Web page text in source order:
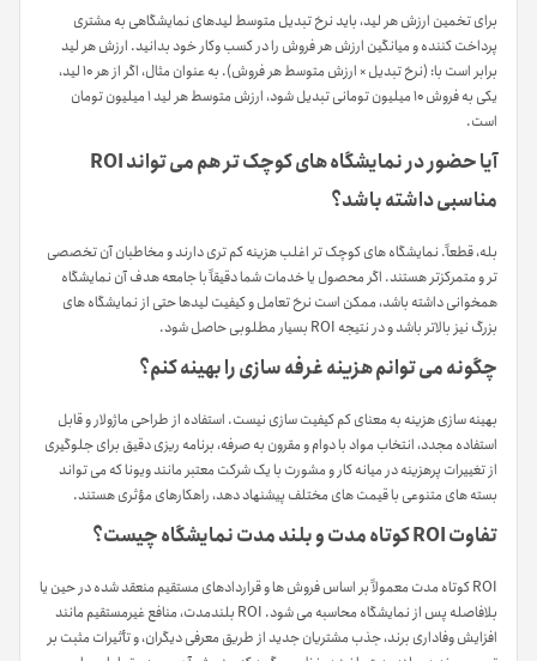
برای تخمین ارزش هر لید، باید نرخ تبدیل متوسط لیدهای نمایشگاهی به مشتری
پرداخت کننده و میانگین ارزش هر فروش را در کسب وکار خود بدانید. ارزش هر لید
برابر است با: (نرخ تبدیل × ارزش متوسط هر فروش). به عنوان مثال، اگر از هر ۱۰ لید،
یکی به فروش ۱۰ میلیون تومانی تبدیل شود، ارزش متوسط هر لید ۱ میلیون تومان
است.
آیا حضور در نمایشگاه های کوچک تر هم می تواند ROI
مناسبی داشته باشد؟
بله، قطعاً. نمایشگاه های کوچک تر اغلب هزینه کم تری دارند و مخاطبان آن تخصصی
تر و متمرکزتر هستند. اگر محصول یا خدمات شما دقیقاً با جامعه هدف آن نمایشگاه
همخوانی داشته باشد، ممکن است نرخ تعامل و کیفیت لیدها حتی از نمایشگاه های
بزرگ نیز بالاتر باشد و در نتیجه ROI بسیار مطلوبی حاصل شود.
چگونه می توانم هزینه غرفه سازی را بهینه کنم؟
بهینه سازی هزینه به معنای کم کیفیت سازی نیست. استفاده از طراحی ماژولار و قابل
استفاده مجدد، انتخاب مواد با دوام و مقرون به صرفه، برنامه ریزی دقیق برای جلوگیری
از تغییرات پرهزینه در میانه کار و مشورت با یک شرکت معتبر مانند ویونا که می تواند
بسته های متنوعی با قیمت های مختلف پیشنهاد دهد، راهکارهای مؤثری هستند.
تفاوت ROI کوتاه مدت و بلند مدت نمایشگاه چیست؟
ROI کوتاه مدت معمولاً بر اساس فروش ها و قراردادهای مستقیم منعقد شده در حین یا
بلافاصله پس از نمایشگاه محاسبه می شود. ROI بلندمدت، منافع غیرمستقیم مانند
افزایش وفاداری برند، جذب مشتریان جدید از طریق معرفی دیگران، و تأثیرات مثبت بر